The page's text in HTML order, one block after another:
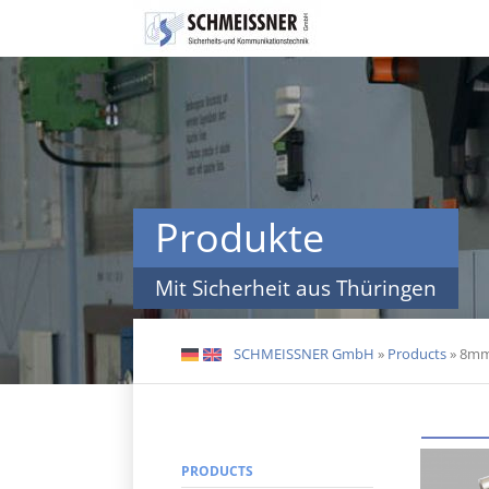
Skip
navigation
Produkte
Mit Sicherheit aus Thüringen
DE EN SCHMEISSNER GmbH » Products»
PRODUCTS